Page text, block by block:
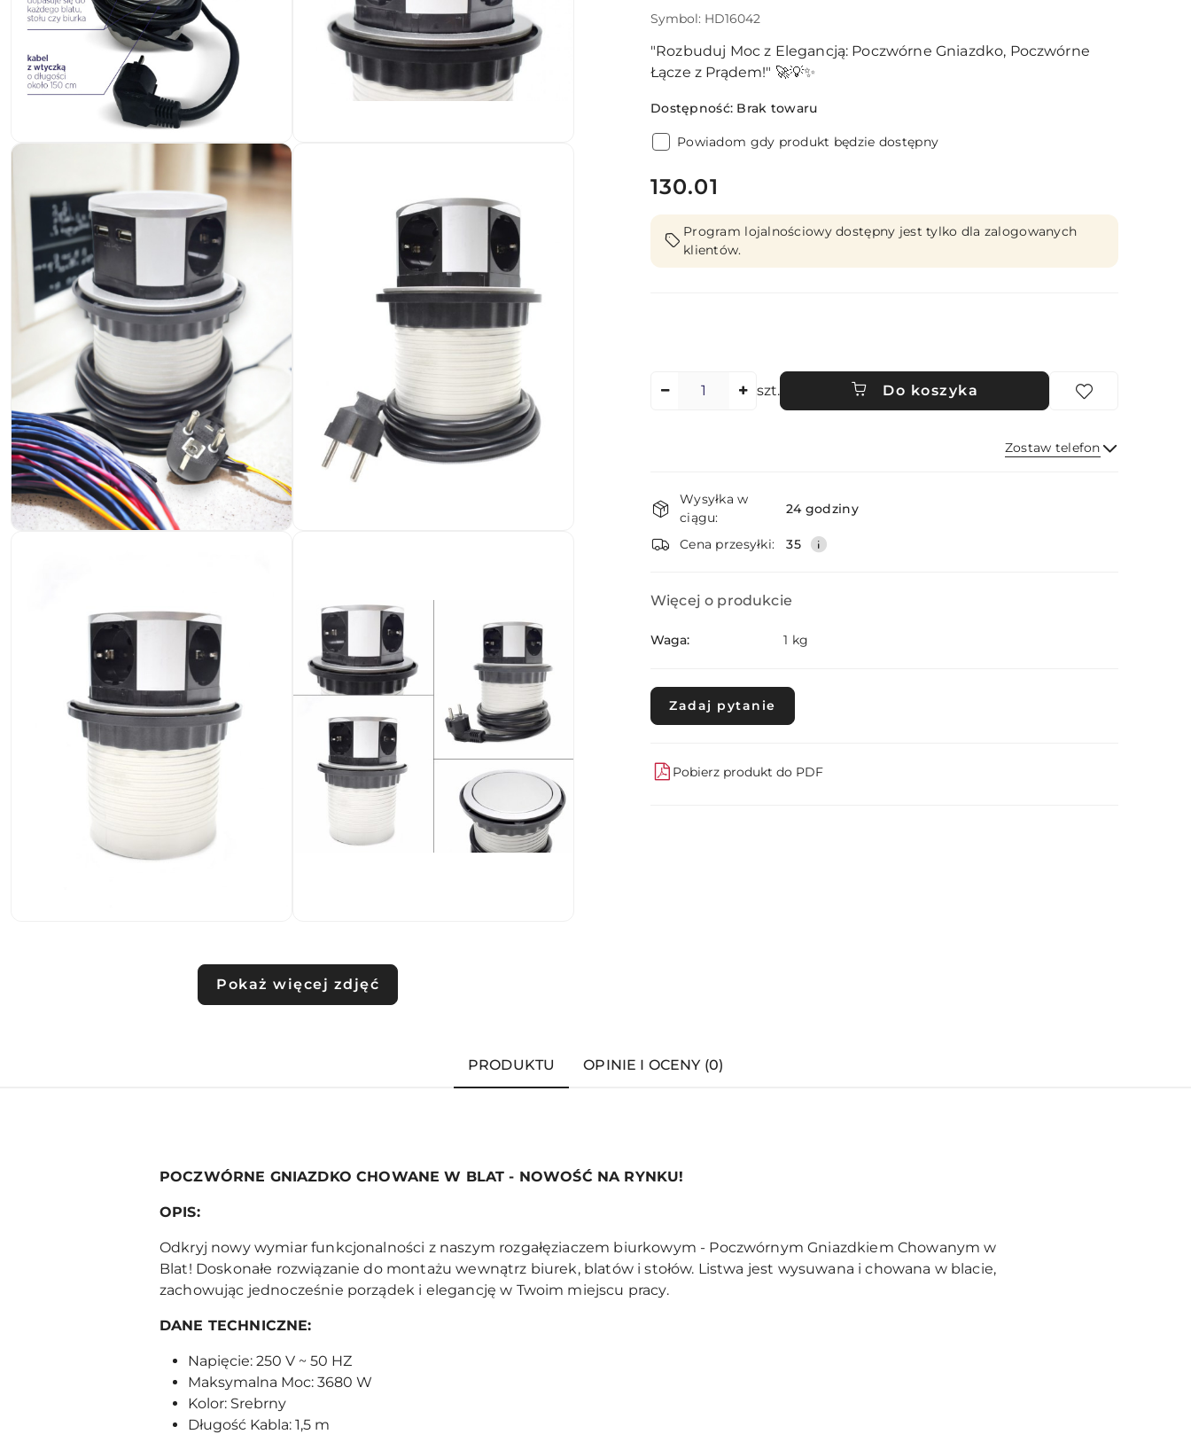
Pokaż więcej zdjęć
Symbol: HD16042
"Rozbuduj Moc z Elegancją: Poczwórne Gniazdko, Poczwórne
Łącze z Prądem!" 🚀💡✨
Dostępność: Brak towaru
Powiadom gdy produkt będzie dostępny
cena:
130.01
Program lojalnościowy dostępny jest tylko dla zalogowanych
klientów.
szt. Do koszyka
Zostaw telefon
Dostępność
i
dostawa
Wysyłka w
ciągu:
24 godziny
Cena przesyłki: 35
Więcej o produkcie
Waga: 1 kg
Zadaj pytanie
Pobierz produkt do PDF
PRODUKTU OPINIE I OCENY (0)
POCZWÓRNE GNIAZDKO CHOWANE W BLAT - NOWOŚĆ NA RYNKU!
OPIS:
Odkryj nowy wymiar funkcjonalności z naszym rozgałęziaczem biurkowym - Poczwórnym Gniazdkiem Chowanym w
Blat! Doskonałe rozwiązanie do montażu wewnątrz biurek, blatów i stołów. Listwa jest wysuwana i chowana w blacie,
zachowując jednocześnie porządek i elegancję w Twoim miejscu pracy.
DANE TECHNICZNE:
Napięcie: 250 V ~ 50 HZ
Maksymalna Moc: 3680 W
Kolor: Srebrny
Długość Kabla: 1,5 m